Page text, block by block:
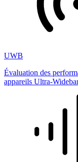
UWB
Évaluation des
appareils Ultra-